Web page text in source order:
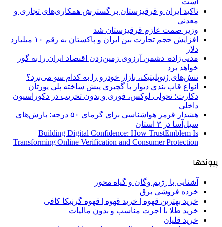
تاکید ایران و قرقیزستان بر گسترش همکاری‌های تجاری و
معدنی
وزیر صمت عازم قرقیزستان شد
افزایش حجم تجارت بین ایران و پاکستان به رقم ۱۰ میلیارد
دلار
مدنی‌زاده: دشمن آرزوی زمین‌زدن اقتصاد ایران را به گور
خواهد برد
تنش‌های ژئوپلیتیک، بازار خودرو را به کدام سو می‌برد؟
انواع قاب بندی دیوار با گچبری پیش ساخته پلی یورتان
دکارت؛ تحولی لوکس، فوری و بدون تخریب در دکوراسیون
داخلی
هشدار قرمز هواشناسی برای گرمای ۵۰ درجه؛ بارش‌های
سیل‌آسا در ۳ استان
Building Digital Confidence: How TrustEmblem Is
Transforming Online Verification and Consumer Protection
پیوندها
آشنایی با رژیم وگان و گیاه محور
خرده فروشی برق
خرید بهترین قهوه | خرید قهوه | قهوه گرنیکا کافی
خرید طلا با اجرت مناسب و بدون مالیات
خرید قلیان